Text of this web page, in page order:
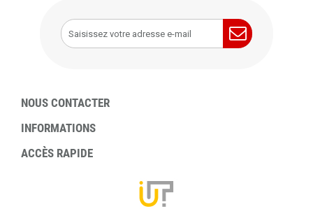
NOUS CONTACTER
INFORMATIONS
ACCÈS RAPIDE